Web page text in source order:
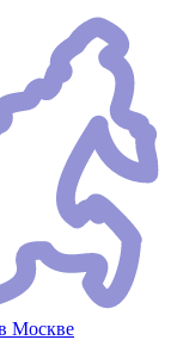
Москве